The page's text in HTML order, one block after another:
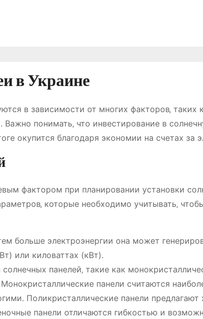
в Украине
в зависимости от многих факторов‚ таких
понимать‚ что инвестирование в
окупится благодаря экономии на счетах за
фактором при планировании установки
которые необходимо учитывать‚
больше электроэнергии она может
или киловаттах (кВт).
панелей‚ такие как
панели считаются
Поликристаллические панели
панели отличаются гибкостью и